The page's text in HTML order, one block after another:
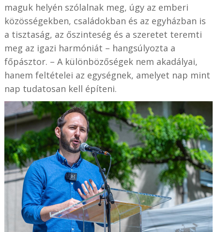
maguk helyén szólalnak meg, úgy az emberi
közösségekben, családokban és az egyházban is
a tisztaság, az őszinteség és a szeretet teremti
meg az igazi harmóniát – hangsúlyozta a
főpásztor. – A különbözőségek nem akadályai,
hanem feltételei az egységnek, amelyet nap mint
nap tudatosan kell építeni.